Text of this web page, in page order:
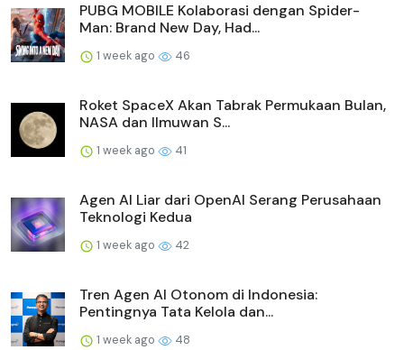
PUBG MOBILE Kolaborasi dengan Spider-
Man: Brand New Day, Had...
1 week ago 46
Roket SpaceX Akan Tabrak Permukaan Bulan,
NASA dan Ilmuwan S...
1 week ago 41
Agen AI Liar dari OpenAI Serang Perusahaan
Teknologi Kedua
1 week ago 42
Tren Agen AI Otonom di Indonesia:
Pentingnya Tata Kelola dan...
1 week ago 48